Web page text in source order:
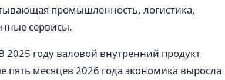
промышленность, логистика,
сервисы.
2025 году валовой внутренний продукт
пять месяцев 2026 года экономика выросла